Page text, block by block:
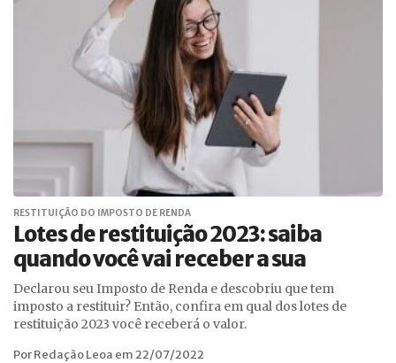
RESTITUIÇÃO DO IMPOSTO DE RENDA
Lotes de restituição 2023: saiba
quando você vai receber a sua
Declarou seu Imposto de Renda e descobriu que tem
imposto a restituir? Então, confira em qual dos lotes de
restituição 2023 você receberá o valor.
Por Redação Leoa em 22/07/2022